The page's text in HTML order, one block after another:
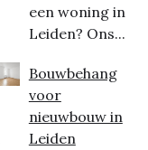
een woning in
Leiden? Ons...
Bouwbehang
voor
nieuwbouw in
Leiden